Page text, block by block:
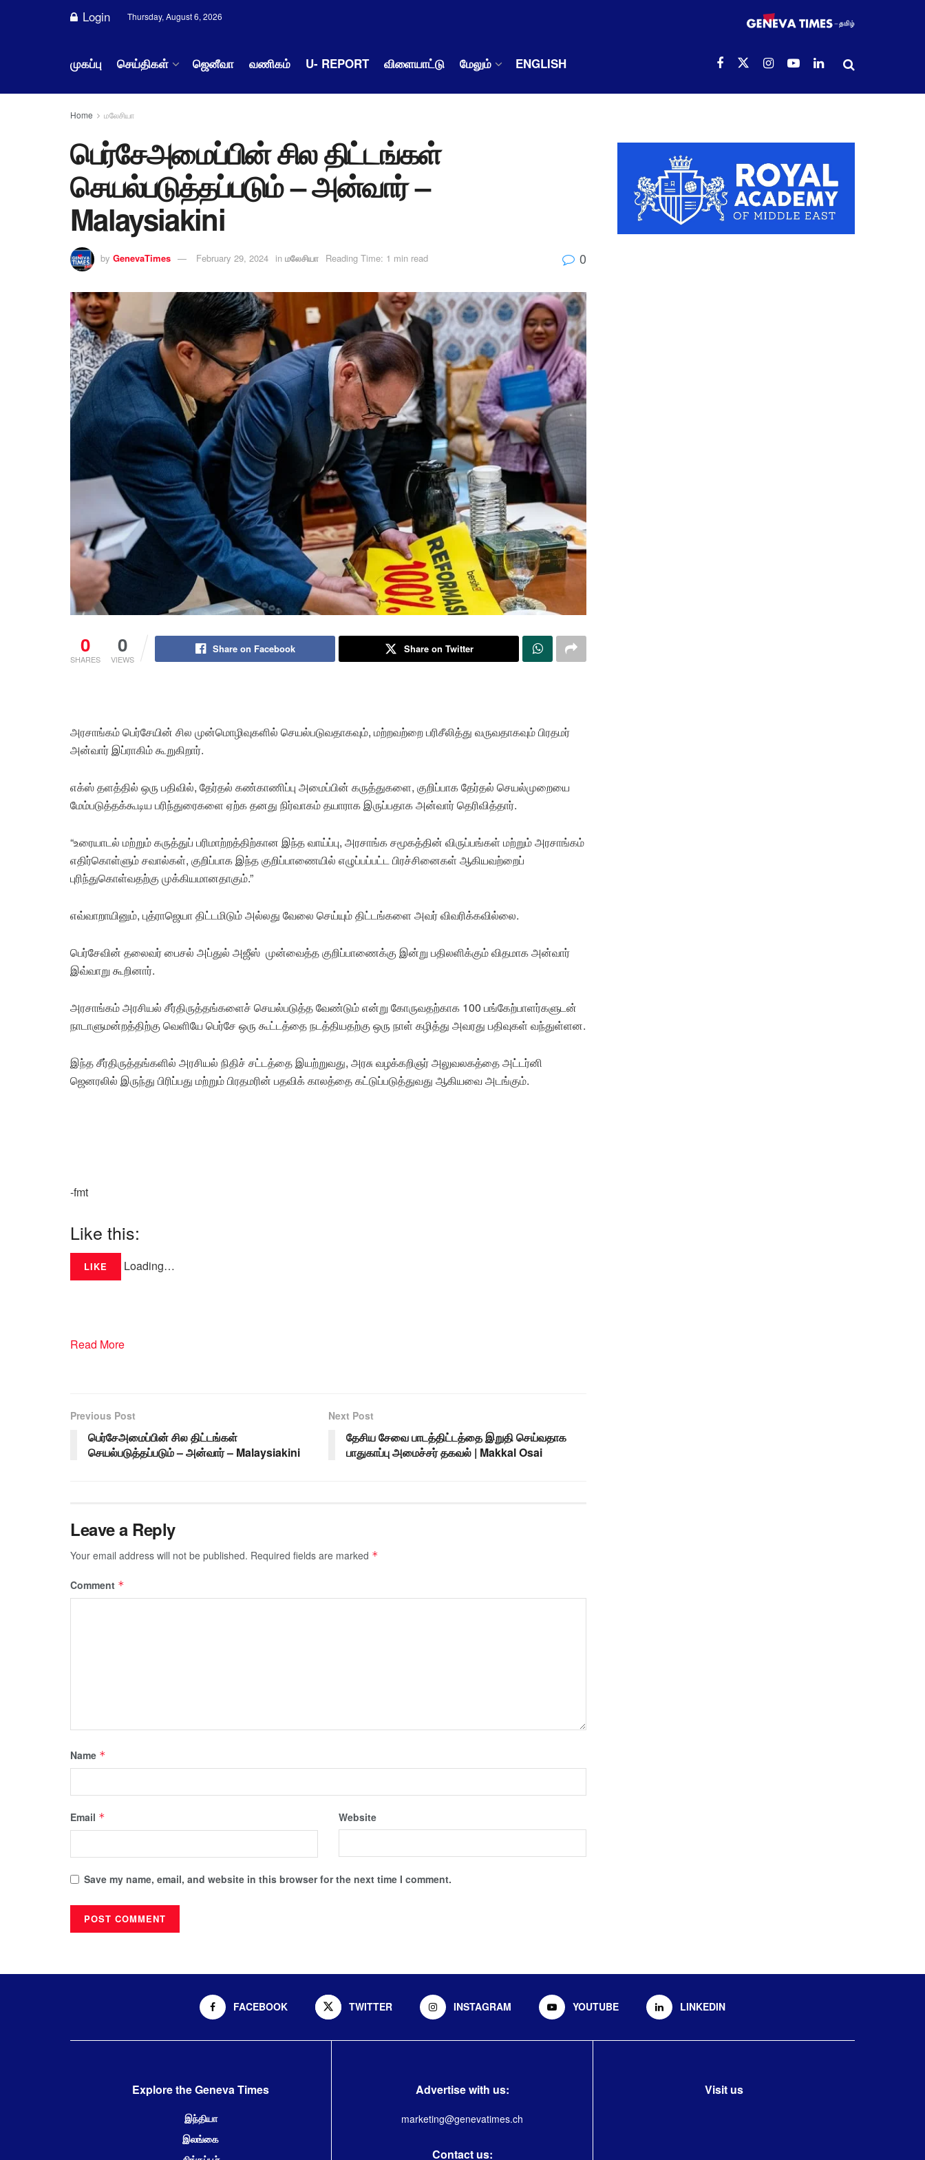
Login Thursday, August 6, 2026
முகப்பு செய்திகள் ஜெனீவா வணிகம் U- REPORT விளையாட்டு மேலும் ENGLISH
Home மலேசியா
பெர்சேஅமைப்பின் சில திட்டங்கள்
செயல்படுத்தப்படும் – அன்வார் –
Malaysiakini
by GenevaTimes February 29, 2024 in மலேசியா Reading Time: 1 min read 0
0
SHARES
0
VIEWS
Share on Facebook Share on Twitter
அரசாங்கம் பெர்சேயின் சில முன்மொழிவுகளில் செயல்படுவதாகவும், மற்றவற்றை பரிசீலித்து வருவதாகவும் பிரதமர்
அன்வார் இப்ராகிம் கூறுகிறார்.
எக்ஸ் தளத்தில் ஒரு பதிவில், தேர்தல் கண்காணிப்பு அமைப்பின் கருத்துகளை, குறிப்பாக தேர்தல் செயல்முறையை
மேம்படுத்தக்கூடிய பரிந்துரைகளை ஏற்க தனது நிர்வாகம் தயாராக இருப்பதாக அன்வார் தெரிவித்தார்.
“உரையாடல் மற்றும் கருத்துப் பரிமாற்றத்திற்கான இந்த வாய்ப்பு, அரசாங்க சமூகத்தின் விருப்பங்கள் மற்றும் அரசாங்கம்
எதிர்கொள்ளும் சவால்கள், குறிப்பாக இந்த குறிப்பாணையில் எழுப்பப்பட்ட பிரச்சினைகள் ஆகியவற்றைப்
புரிந்துகொள்வதற்கு முக்கியமானதாகும்.”
எவ்வாறாயினும், புத்ராஜெயா திட்டமிடும் அல்லது வேலை செய்யும் திட்டங்களை அவர் விவரிக்கவில்லை.
பெர்சேவின் தலைவர் பைசல் அப்துல் அஜீஸ் முன்வைத்த குறிப்பாணைக்கு இன்று பதிலளிக்கும் விதமாக அன்வார்
இவ்வாறு கூறினார்.
அரசாங்கம் அரசியல் சீர்திருத்தங்களைச் செயல்படுத்த வேண்டும் என்று கோருவதற்காக 100 பங்கேற்பாளர்களுடன்
நாடாளுமன்றத்திற்கு வெளியே பெர்சே ஒரு கூட்டத்தை நடத்தியதற்கு ஒரு நாள் கழித்து அவரது பதிவுகள் வந்துள்ளன.
இந்த சீர்திருத்தங்களில் அரசியல் நிதிச் சட்டத்தை இயற்றுவது, அரசு வழக்கறிஞர் அலுவலகத்தை அட்டர்னி
ஜெனரலில் இருந்து பிரிப்பது மற்றும் பிரதமரின் பதவிக் காலத்தை கட்டுப்படுத்துவது ஆகியவை அடங்கும்.
-fmt
Like this:
LIKE Loading…
Read More
Previous Post
பெர்சேஅமைப்பின் சில திட்டங்கள்
செயல்படுத்தப்படும் – அன்வார் – Malaysiakini
Next Post
தேசிய சேவை பாடத்திட்டத்தை இறுதி செய்வதாக
பாதுகாப்பு அமைச்சர் தகவல் | Makkal Osai
Leave a Reply
Your email address will not be published. Required fields are marked *
Comment *
Name *
Email * Website
Save my name, email, and website in this browser for the next time I comment.
FACEBOOK TWITTER INSTAGRAM YOUTUBE LINKEDIN
Explore the Geneva Times
இந்தியா
இலங்கை
Advertise with us:
marketing@genevatimes.ch
Contact us:
Visit us